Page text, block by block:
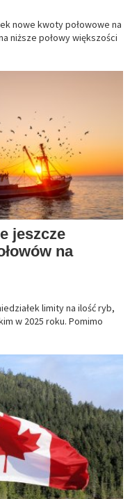
nowe kwoty połowowe na
niższe połowy większości
jeszcze
na
limity na ilość ryb,
w 2025 roku. Pomimo